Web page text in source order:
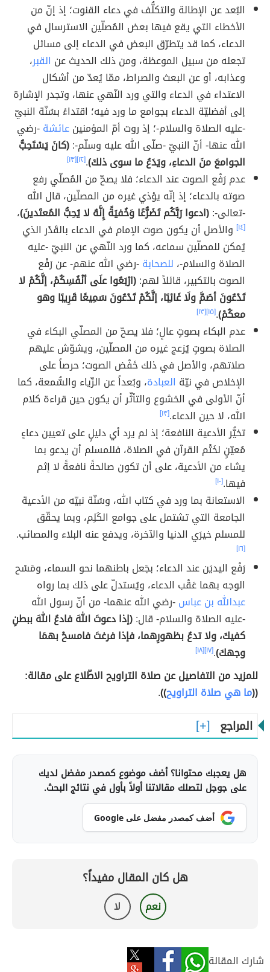
البُعد عن الإطالة والتكلُّف في دعاء القنوت؛ إذ إنّ من
الأخطاء التي يقع فيها بعض المُصلّين الاسترسال في
الدعاء، كما قد يتطرّق البعض في الدعاء إلى مسائل
تجعله من سبيل الموعظة، ومن ذلك الحديث عن القبر،
وعذابه، أو عن البعث والصراط، ممّا يُعدّ من أشكال
الاعتداء في الدعاء والتي ورد النّهي عنها، وتجدر الإشارة
إلى أفضليّة الدعاء بجوامع ما ورد فيه؛ اقتداءً بسُنّة النبيّ
-عليه الصلاة والسلام-؛ إذ روت أمّ المؤمنينعائشة-رضي
الله عنها- أنّ النبيّ -صلّى الله عليه وسلّم-:(كانَ يَسْتَحِبُّ
الجوامعَ منَ الدعاءِ، ويَدَعُ ما سوى ذلكَ).[١٢] [١٣]
عدم رَفْع الصوت عند الدعاء؛ فلا يصحّ من المُصلّي رفع
صوته بالدعاء؛ إذ إنّه يؤذي غيره من المصلّين، قال الله
-تعالى-:(ادعوا رَبَّكُم تَضَرُّعًا وَخُفيَةً إِنَّهُ لا يُحِبُّ المُعتَدينَ)،
[١٤] والأصل أن يكون صوت الإمام في الدعاء بالقَدْر الذي
يُمكن للمصلّين سماعه، كما ورد النّهي عن النبيّ -عليه
الصلاة والسلام-، للصحابة-رضي الله عنهم- عن رَفْع
الصوت بالتكبير، قائلاً لهم:(ارْبَعُوا علَى أنْفُسِكُمْ، إنَّكُمْ لا
تَدْعُونَ أصَمَّ ولَا غَائِبًا، إنَّكُمْ تَدْعُونَ سَمِيعًا قَرِيبًا وهو
معكُمْ).[١٥] [١٣]
عدم البكاء بصوتٍ عالٍ؛ فلا يصحّ من المصلّي البكاء في
الصلاة بصوتٍ يُزعج غيره من المصلّين، ويشوّش عليهم
صلاتهم، والأصل في ذلك خَفْض الصوت؛ حرصاً على
الإخلاص في نيّة العبادة، وبُعداً عن الرِّياء والسُّمعة، كما
أنّ الأولى في الخشوع والتأثّر أن يكون حين قراءة كلام
الله، لا حين الدعاء.[١٣]
تخيُّر الأدعية النافعة؛ إذ لم يرد أي دليلٍ على تعيين دعاءٍ
مُعيّنٍ لخَتْم القرآن في الصلاة، فللمسلم أن يدعو بما
يشاء من الأدعية، على أن تكون صالحةً نافعةً لا إثم
فيها.[١٠]
الاستعانة بما ورد في كتاب الله، وسُنّة نبيّه من الأدعية
الجامعة التي تشتمل على جوامع الكَلِم، وبما يحقّق
للمسلم خيرَي الدنيا والآخرة، ويدفع عنه البلاء والمصائب.
[١٦]
رَفْع اليديَن عند الدعاء؛ بجَعل باطنهما نحو السماء، ومَسْح
الوجه بهما عَقْب الدعاء، ويُستدلّ على ذلك بما رواه
عبدالله بن عباس-رضي الله عنهما- من أنّ رسول الله
-عليه الصلاة والسلام- قال:(إذا دعوتَ اللهَ فادعُ اللهَ ببطنِ
كفيكَ، ولا تدعُ بظهورِهما، فإذا فرغتَ فامسحْ بهمَا
وجهكَ).[١٧] [١٨]
للمزيد من التفاصيل عن صلاة التراويح الاطّلاع على مقالة:
((ما هي صلاة التراويح))
.
المراجع
هل يعجبك محتوانا؟ أضف موضوع كمصدر مفضل لديك
على جوجل لتصلك مقالاتنا أولاً بأول في نتائج البحث.
أضف كمصدر مفضل على Google
هل كان المقال مفيداً؟
نعم لا
شارك المقالة